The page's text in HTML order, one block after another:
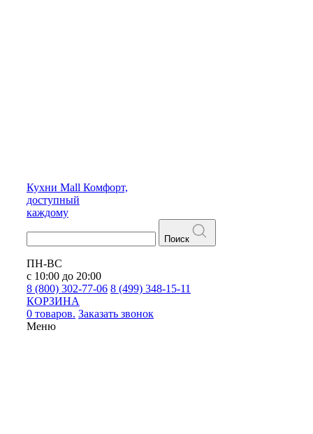
Кухни Mall Комфорт,
доступный
каждому
Поиск
ПН-ВС
с 10:00 до 20:00
8 (800) 302-77-06 8 (499) 348-15-11
КОРЗИНА
0 товаров. Заказать звонок
Меню